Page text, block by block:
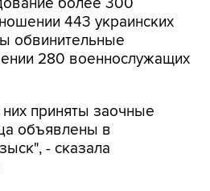
443 украинских
обвинительные
280 военнослужащих
приняты заочные
объявлены в
- сказала